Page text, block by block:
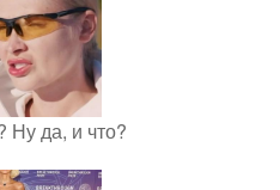
да, и что?